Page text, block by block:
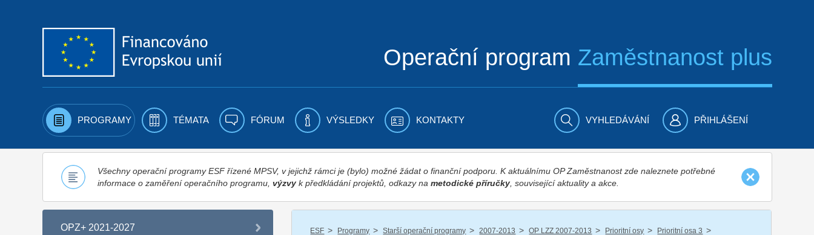
Operační program Zaměstnanost plus
PROGRAMY TÉMATA FÓRUM VÝSLEDKY KONTAKTY VYHLEDÁVÁNÍ PŘIHLÁŠENÍ
Všechny operační programy ESF řízené MPSV, v jejichž rámci je (bylo) možné žádat o finanční podporu. K aktuálnímu OP Zaměstnanost zde naleznete potřebné
informace o zaměření operačního programu, výzvyk předkládání projektů, odkazy na metodické příručky, související aktuality a akce.
OPZ+ 2021-2027 ESF / Programy / Starší operační programy / 2007-2013 / OP LZZ 2007-2013 / Prioritní osy / Prioritní osa 3 /